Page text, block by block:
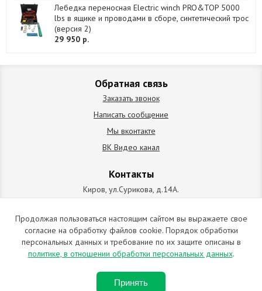
Лебедка переносная Electric winch PRO&TOP 5000
lbs в ящике и проводами в сборе, синтетический трос
(версия 2)
29 950 р.
Обратная связь
Заказать звонок
Написать сообщение
Мы вконтакте
ВК Видео канал
Контакты
Киров, ул.Сурикова, д.14А.
схема проезда
+7 (912) 827-92-55
ИП Позолотин Евгений Валерьевич
ИНН 434537218055 / ОГРН ИП 309434505600123 от 25.02.2009
2009-2026 © Все права защищены. Копирование материалов
Продолжая пользоваться настоящим сайтом вы выражаете свое
согласие на обработку файлов cookie. Порядок обработки
персональных данных и требование по их защите описаны в
политике, в отношении обработки персональных данных.
Принять